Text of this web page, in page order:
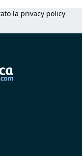
la privacy policy